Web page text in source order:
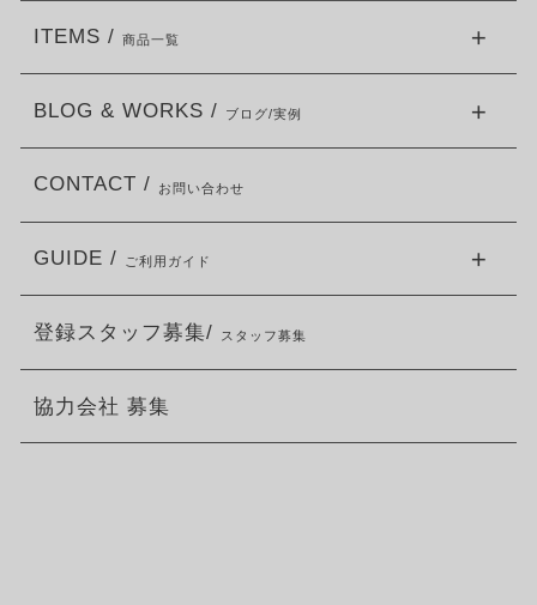
ITEMS / 商品一覧
BLOG & WORKS / ブログ/実例
CONTACT / お問い合わせ
GUIDE / ご利用ガイド
登録スタッフ募集/ スタッフ募集
協力会社 募集